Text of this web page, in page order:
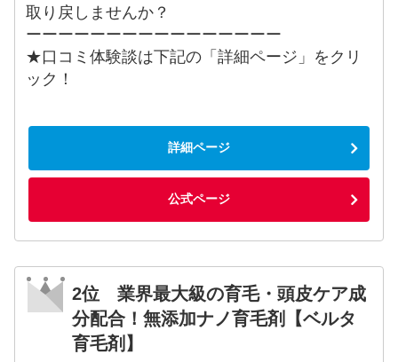
取り戻しませんか？
ーーーーーーーーーーーーーーーー
★口コミ体験談は下記の「詳細ページ」をクリ
ック！
詳細ページ
公式ページ
2位 業界最大級の育毛・頭皮ケア成
分配合！無添加ナノ育毛剤【ベルタ
育毛剤】